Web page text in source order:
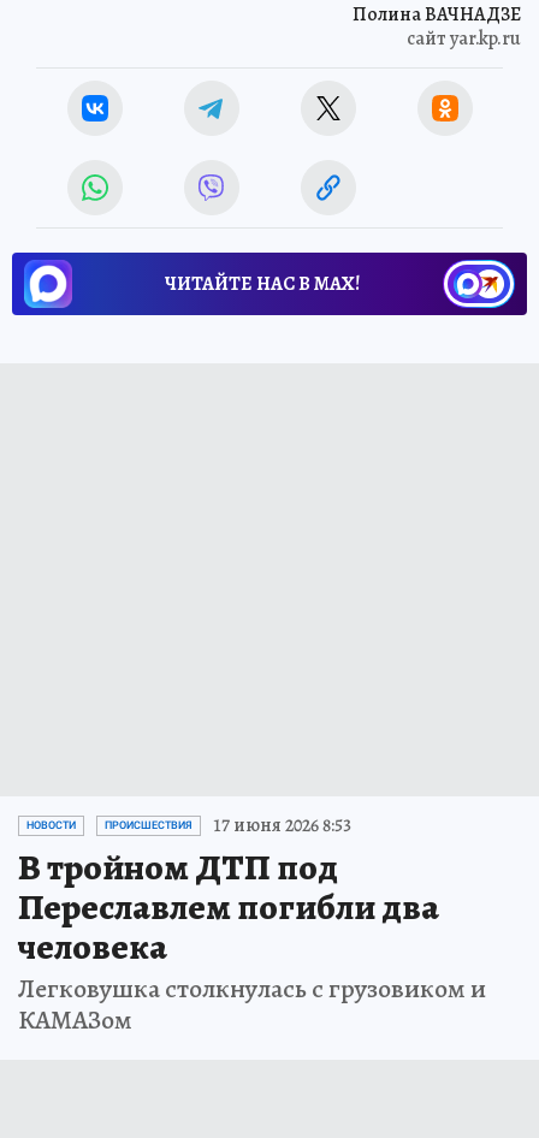
Полина ВАЧНАДЗЕ
сайт yar.kp.ru
ЧИТАЙТЕ НАС В МАХ!
НОВОСТИ ПРОИСШЕСТВИЯ 17 июня 2026 8:53
В тройном ДТП под
Переславлем погибли два
человека
Легковушка столкнулась с грузовиком и
КАМАЗом